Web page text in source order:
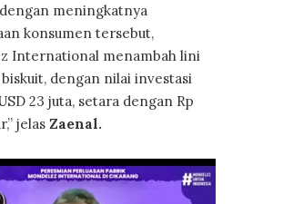
meningkatnya
konsumen tersebut,
International menambah lini
dengan nilai investasi
23 juta, setara dengan Rp
jelas Zaenal.